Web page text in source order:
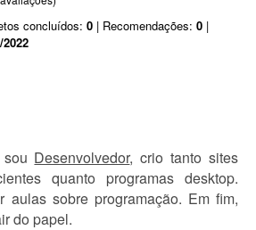
concluídos: 0 | Recomendações: 0 |
2022
Desenvolvedor, crio tanto sites
quanto programas desktop.
aulas sobre programação. Em fim,
do papel.